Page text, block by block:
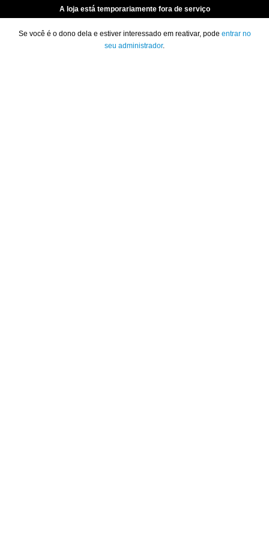
A loja está temporariamente fora de serviço
Se você é o dono dela e estiver interessado em reativar, pode entrar no
seu administrador.